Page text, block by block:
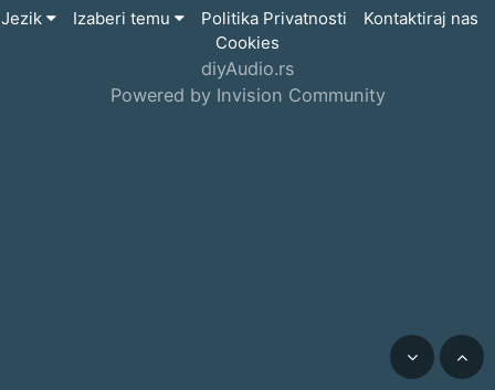
Jezik Izaberi temu Politika Privatnosti
Kontaktiraj nas
Cookies
diyAudio.rs
Powered by Invision Community